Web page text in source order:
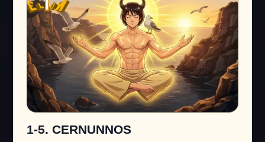
1-5. CERNUNNOS